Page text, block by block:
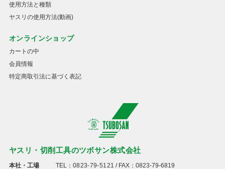
ヤスリ・切削工具のツボサン株式会社
本社・工場 TEL： 0823-79-5121 / FAX：0823-79-6819
使用方法と種類
ヤスリの使用方法(動画)
オンラインショップ
カートの中
会員情報
特定商取引法に基づく表記